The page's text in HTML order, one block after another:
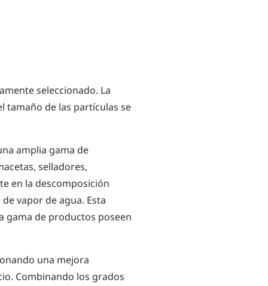
seleccionado. La
tamaño de las partículas se
amplia gama de
selladores,
en la descomposición
vapor de agua. Esta
gama de productos poseen
una mejora
Combinando los grados